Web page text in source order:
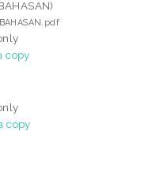
copy
copy